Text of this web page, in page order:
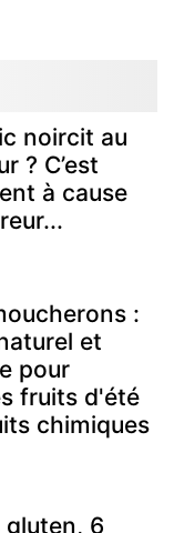
noircit au
? C’est
à cause
:
et
pour
fruits d'été
chimiques
gluten, 6